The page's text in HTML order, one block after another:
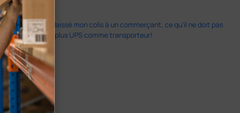
le livreur a laissé mon colis à un commerçant, ce qu'il ne doit pas
Ne prenez plus UPS comme transporteur!